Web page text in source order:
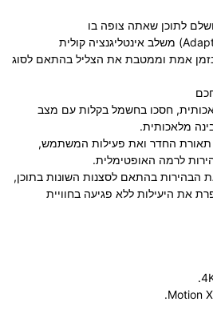
לתוכן שאתה צופה בו
סאונד אדפטיבי (Adaptive Sound) משלב אינטליגנציה קולית
אמת וממטבת את הצליל בהתאם לסוג
חסכו בחשמל בקלות עם מצב
מלאכותית.
תאורת החדר ואת פעילות המשתמש,
לרמה האופטימלית.
הבהירות בהתאם לסצנות השונות בתוכן,
את היעילות ללא פגיעה בחוויית